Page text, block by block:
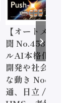
【オートメーシ
聞 No.453】フ
ルAI本格化へ
開発や社会実装
な動き Noetra
通、日立 / 兵神